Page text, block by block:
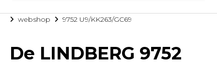
webshop 9752 U9/KK263/GC69
De LINDBERG 9752